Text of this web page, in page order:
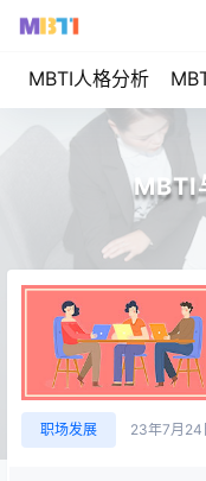
MBTI人格分析
MBTI
职场发展 23年7月24